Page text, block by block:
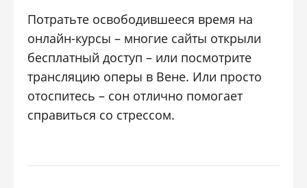
Потратьте освободившееся время на
онлайн-курсы – многие сайты открыли
бесплатный доступ – или посмотрите
трансляцию оперы в Вене. Или просто
отоспитесь – сон отлично помогает
справиться со стрессом.